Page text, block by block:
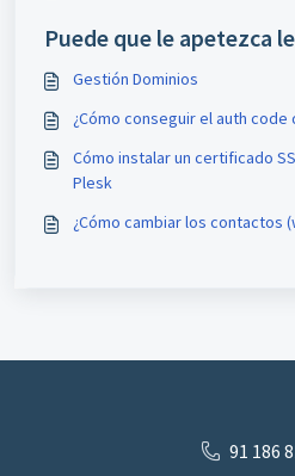
Puede que le apetezca
Gestión Dominios
¿Cómo conseguir el auth code
Cómo instalar un certificado
Plesk
¿Cómo cambiar los contactos
91 186